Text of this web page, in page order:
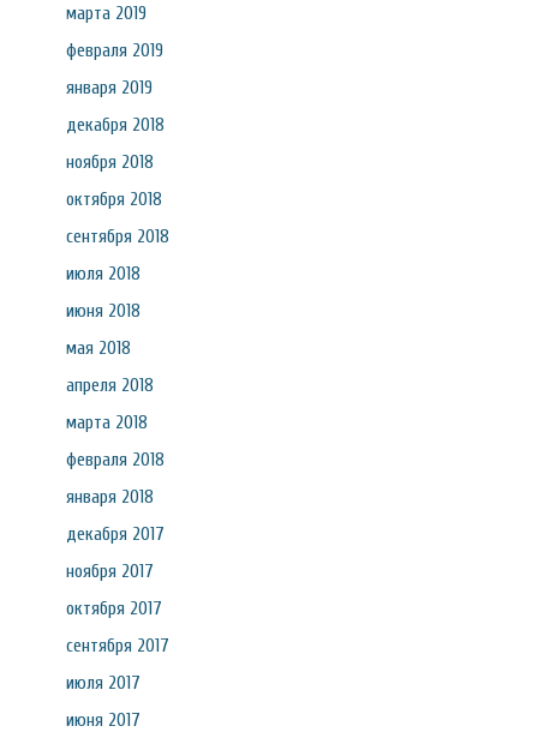
марта 2019
февраля 2019
января 2019
декабря 2018
ноября 2018
октября 2018
сентября 2018
июля 2018
июня 2018
мая 2018
апреля 2018
марта 2018
февраля 2018
января 2018
декабря 2017
ноября 2017
октября 2017
сентября 2017
июля 2017
июня 2017